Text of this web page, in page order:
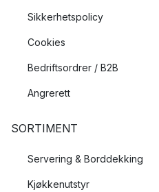
Sikkerhetspolicy
Cookies
Bedriftsordrer / B2B
Angrerett
SORTIMENT
Servering & Borddekking
Kjøkkenutstyr